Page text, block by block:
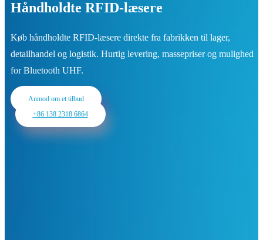
Håndholdte RFID-læsere
Køb håndholdte RFID-læsere direkte fra fabrikken til lager,
detailhandel og logistik. Hurtig levering, massepriser og mulighed
for Bluetooth UHF.
Anmod om et tilbud
+86 138 2318 6864